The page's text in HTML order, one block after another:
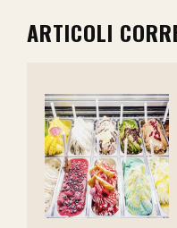
ARTICOLI